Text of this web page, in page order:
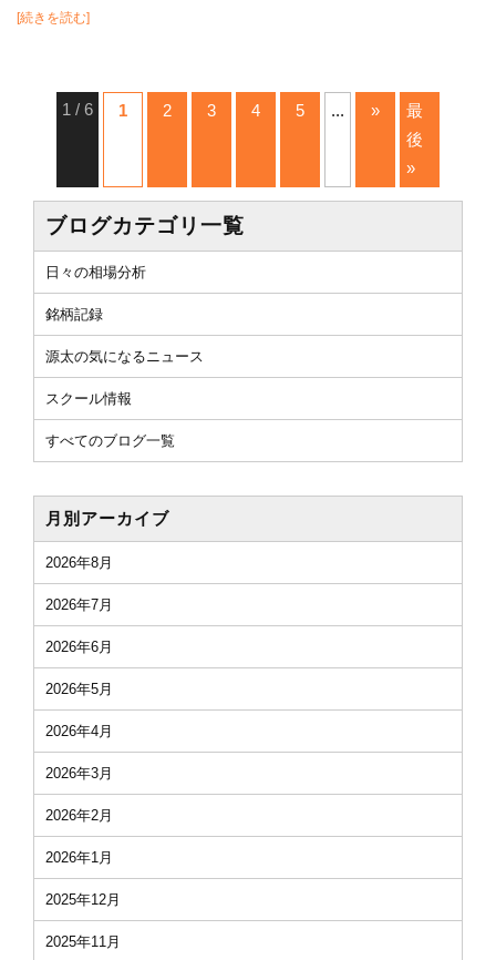
[続きを読む]
1 / 6 1 2 3 4 5 ... »
最
後
»
ブログカテゴリ一覧
日々の相場分析
銘柄記録
源太の気になるニュース
スクール情報
すべてのブログ一覧
月別アーカイブ
2026年8月
2026年7月
2026年6月
2026年5月
2026年4月
2026年3月
2026年2月
2026年1月
2025年12月
2025年11月